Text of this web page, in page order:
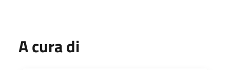
A cura di